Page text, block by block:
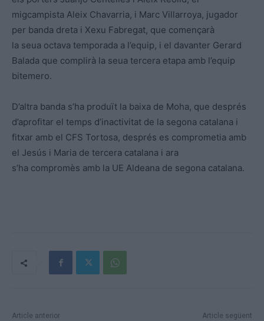
migcampista Aleix Chavarria, i Marc Villarroya, jugador
per banda dreta i Xexu Fabregat, que començarà
la seua octava temporada a l’equip, i el davanter Gerard
Balada que complirà la seua tercera etapa amb l’equip
bitemero.
D’altra banda s’ha produït la baixa de Moha, que després
d’aprofitar el temps d’inactivitat de la segona catalana i
fitxar amb el CFS Tortosa, després es comprometia amb
el Jesús i Maria de tercera catalana i ara
s’ha compromès amb la UE Aldeana de segona catalana.
Article anterior Article següent